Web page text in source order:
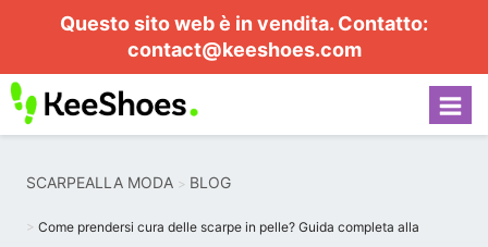
Questo sito web è in vendita. Contatto:
contact@keeshoes.com
SCARPEALLA MODA BLOG
Come prendersi cura delle scarpe in pelle? Guida completa alla